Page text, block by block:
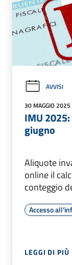
AVVISI
30 MAGGIO 2025
IMU
giugno
Aliquote
online il
conteggio
Accesso
LEGGI DI PIÙ